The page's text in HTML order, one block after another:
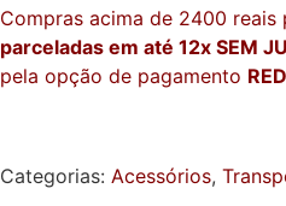
Compras acima de 2400 reais
parceladas em até 12x SEM
pela opção de pagamento
Categorias: Acessórios,